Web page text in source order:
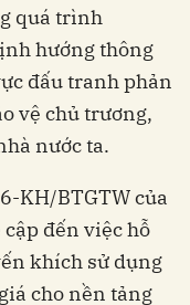
quá trình
hướng thông
đấu tranh phản
vệ chủ trương,
nước ta.
KH/BTGTW của
đến việc hỗ
khích sử dụng
cho nền tảng